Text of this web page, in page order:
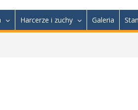
Harcerze i zuchy Galeria